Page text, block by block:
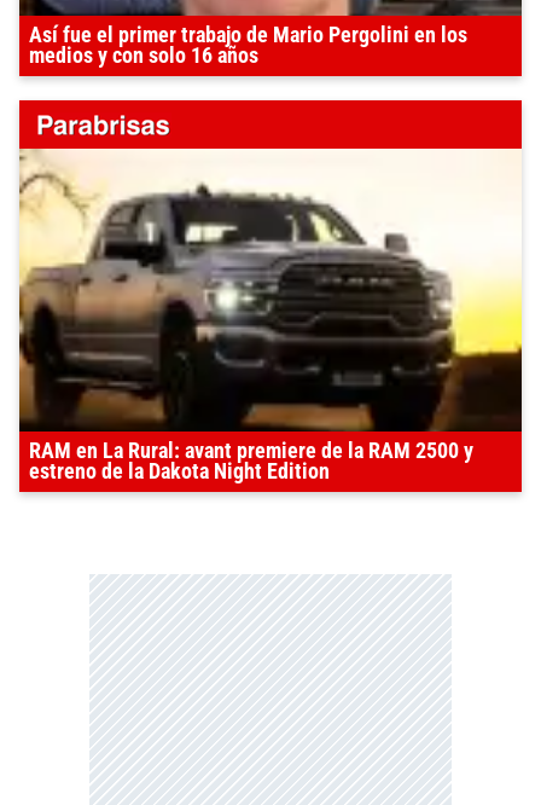
Así fue el primer trabajo de Mario Pergolini en los
medios y con solo 16 años
RAM en La Rural: avant premiere de la RAM 2500 y
estreno de la Dakota Night Edition